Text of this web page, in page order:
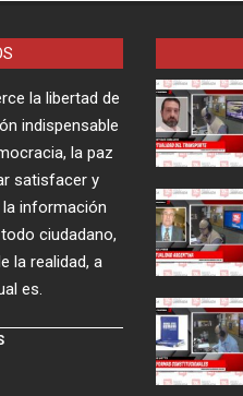
la libertad de
indispensable
la paz
satisfacer y
información
ciudadano,
la realidad, a
es.